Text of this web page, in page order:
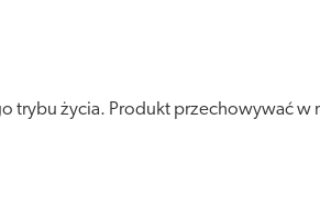
trybu życia. Produkt przechowywać